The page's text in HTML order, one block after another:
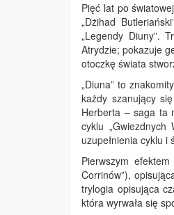
Pięć lat po
„Dżihad
„Legendy Diuny”.
Atrydzie; pokazuje
otoczkę świata
„Diuna” to
każdy szanujący
Herberta – saga ta
cyklu
uzupełnienia cyklu i
Pierwszym
Corrinów”),
trylogia opisująca
która wyrwała się